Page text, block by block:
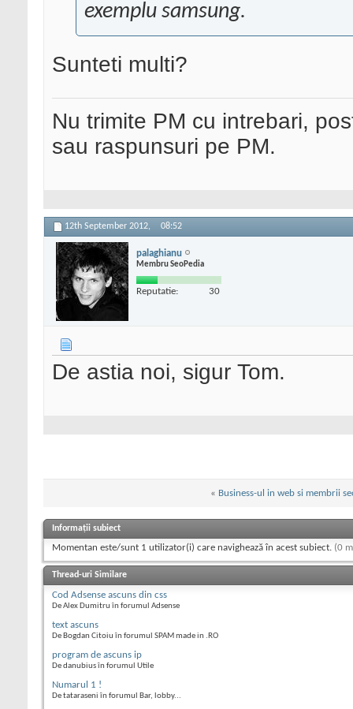
exemplu samsung.
Sunteti multi?
Nu trimite PM cu intrebari,
sau raspunsuri pe PM.
12th September 2012, 08:52
palaghianu
Membru SeoPedia
Reputatie: 30
De astia noi, sigur Tom.
« Business-ul in web si membrii
Informații subiect
Momentan este/sunt 1 utilizator(i) care navighează în acest subiect. (0
Thread-uri Similare
Cod Adsense ascuns din css
De Alex Dumitru în forumul Adsense
text ascuns
De Bogdan Citoiu în forumul SPAM made in .RO
program de ascuns ip
De danubius în forumul Utile
Numarul 1 !
De tataraseni în forumul Bar, lobby...